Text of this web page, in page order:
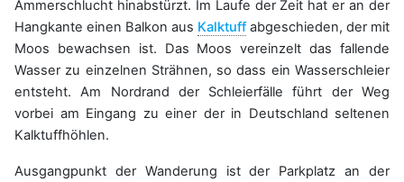
Ammerschlucht hinabstürzt. Im Laufe der Zeit hat er an der
Hangkante einen Balkon aus Kalktuffabgeschieden, der mit
Moos bewachsen ist. Das Moos vereinzelt das fallende
Wasser zu einzelnen Strähnen, so dass ein Wasserschleier
entsteht. Am Nordrand der Schleierfälle führt der Weg
vorbei am Eingang zu einer der in Deutschland seltenen
Kalktuffhöhlen.
Ausgangpunkt der Wanderung ist der Parkplatz an der